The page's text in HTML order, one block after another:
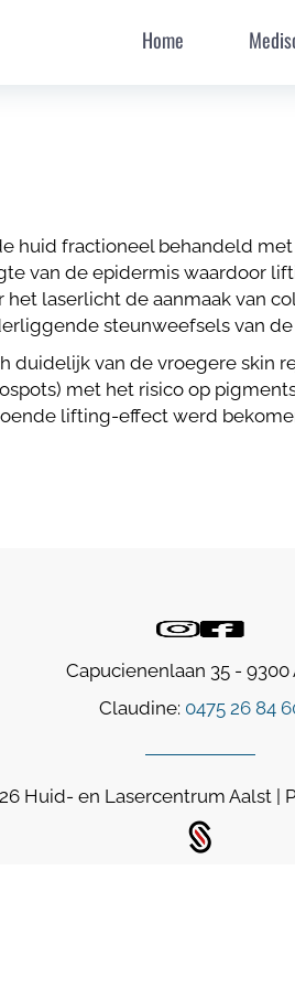
Home
huid fractioneel behandeld
van de epidermis waardoor
laserlicht de aanmaak van
steunweefsels van
duidelijk van de vroegere skin
met het risico op
lifting-effect werd
Capucienenlaan 35 - 9300
Claudine: 0475 26 84
Huid- en Lasercentrum Aalst